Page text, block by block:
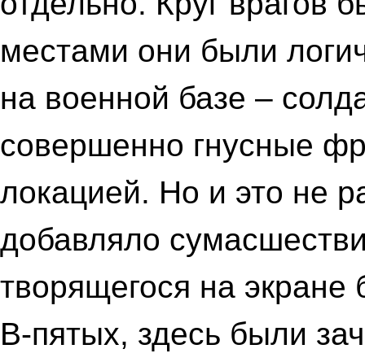
местами они были
на военной базе –
совершенно гнусные
локацией. Но и это не
добавляло
творящегося на экране
В-пятых, здесь были